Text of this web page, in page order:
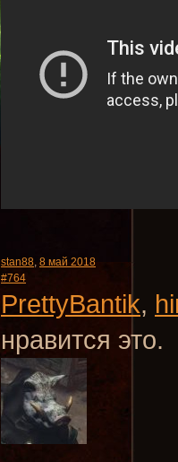
stan88, 8 май 2018
#764
PrettyBantik,
нравится это.